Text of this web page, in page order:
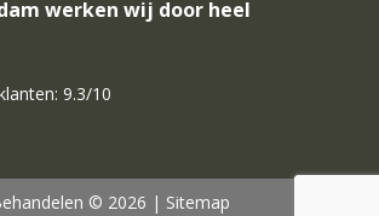
werken wij door heel
9.3/10
© 2026 | Sitemap